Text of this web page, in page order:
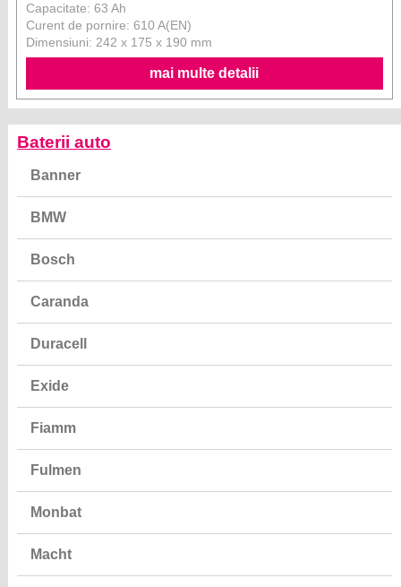
Capacitate: 63 Ah
Curent de pornire: 610 A(EN)
Dimensiuni: 242 x 175 x 190 mm
mai multe detalii
Baterii auto
Banner
BMW
Bosch
Caranda
Duracell
Exide
Fiamm
Fulmen
Monbat
Macht